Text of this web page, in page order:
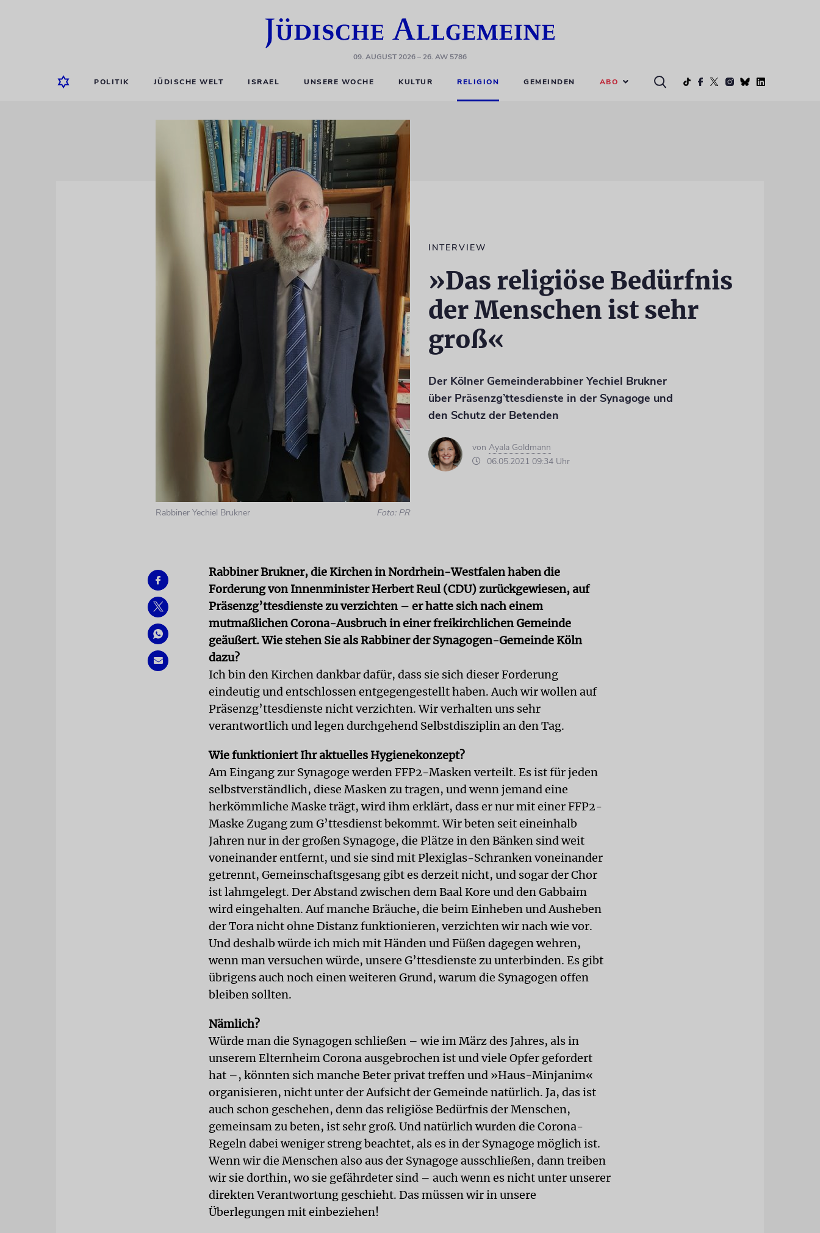
09. AUGUST 2026– 26. AW 5786
POLITIK JÜDISCHE WELT ISRAEL UNSERE WOCHE KULTUR RELIGION GEMEINDEN ABO
Rabbiner Yechiel Brukner Foto: PR
INTERVIEW
»Das religiöse Bedürfnis
der Menschen ist sehr
groß«
Der Kölner Gemeinderabbiner Yechiel Brukner
über Präsenzg’ttesdienste in der Synagoge und
den Schutz der Betenden
von Ayala Goldmann
06.05.2021 09:34 Uhr
Rabbiner Brukner, die Kirchen in Nordrhein-Westfalen haben die
Forderung von Innenminister Herbert Reul (CDU) zurückgewiesen, auf
Präsenzg’ttesdienste zu verzichten – er hatte sich nach einem
mutmaßlichen Corona-Ausbruch in einer freikirchlichen Gemeinde
geäußert. Wie stehen Sie als Rabbiner der Synagogen-Gemeinde Köln
dazu?
Ich bin den Kirchen dankbar dafür, dass sie sich dieser Forderung
eindeutig und entschlossen entgegengestellt haben. Auch wir wollen auf
Präsenzg’ttesdienste nicht verzichten. Wir verhalten uns sehr
verantwortlich und legen durchgehend Selbstdisziplin an den Tag.
Wie funktioniert Ihr aktuelles Hygienekon­zept?
Am Eingang zur Synagoge werden FFP2-Masken verteilt. Es ist für jeden
selbstverständlich, diese Masken zu tragen, und wenn jemand eine
herkömmliche Maske trägt, wird ihm erklärt, dass er nur mit einer FFP2-
Maske Zugang zum G’ttesdienst bekommt. Wir beten seit eineinhalb
Jahren nur in der großen Synagoge, die Plätze in den Bänken sind weit
voneinander entfernt, und sie sind mit Plexiglas-Schranken voneinander
getrennt, Gemeinschaftsgesang gibt es derzeit nicht, und sogar der Chor
ist lahmgelegt. Der Abstand zwischen dem Baal Kore und den Gabbaim
wird eingehalten. Auf manche Bräuche, die beim Einheben und Ausheben
der Tora nicht ohne Distanz funktionieren, verzichten wir nach wie vor.
Und deshalb würde ich mich mit Händen und Füßen dagegen wehren,
wenn man versuchen würde, unsere G’ttesdienste zu unterbinden. Es gibt
übrigens auch noch einen weiteren Grund, warum die Synagogen offen
bleiben sollten.
Nämlich?
Würde man die Synagogen schließen – wie im März des Jahres, als in
unserem Elternheim Corona ausgebrochen ist und viele Opfer gefordert
hat –, könnten sich manche Beter privat treffen und »Haus-Minjanim«
organisieren, nicht unter der Aufsicht der Gemeinde natürlich. Ja, das ist
auch schon geschehen, denn das religiöse Bedürfnis der Menschen,
gemeinsam zu beten, ist sehr groß. Und natürlich wurden die Corona-
Regeln dabei weniger streng beachtet, als es in der Synagoge möglich ist.
Wenn wir die Menschen also aus der Synagoge ausschließen, dann treiben
wir sie dorthin, wo sie gefährdeter sind – auch wenn es nicht unter unserer
direkten Verantwortung geschieht. Das müssen wir in unsere
Überlegungen mit einbeziehen!